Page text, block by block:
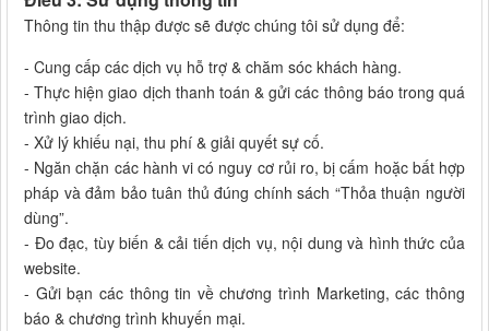
Thông tin thu thập được sẽ được chúng tôi sử dụng để:
- Cung cấp các dịch vụ hỗ trợ & chăm sóc khách hàng.
- Thực hiện giao dịch thanh toán & gửi các thông báo trong quá
trình giao dịch.
- Xử lý khiếu nại, thu phí & giải quyết sự cố.
- Ngăn chặn các hành vi có nguy cơ rủi ro, bị cấm hoặc bất hợp
pháp và đảm bảo tuân thủ đúng chính sách “Thỏa thuận người
dùng”.
- Đo đạc, tùy biến & cải tiến dịch vụ, nội dung và hình thức của
website.
- Gửi bạn các thông tin về chương trình Marketing, các thông
báo & chương trình khuyến mại.